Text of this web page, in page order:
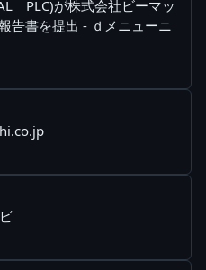
PLC)が株式会社ビーマッ
告書を提出 - ｄメニューニ